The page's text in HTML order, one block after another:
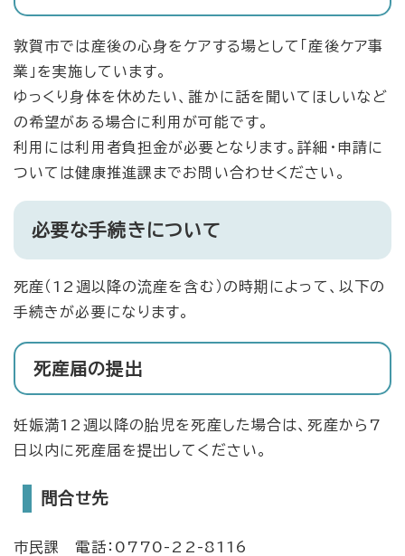
敦賀市では産後の心身をケアする場として「産後ケア事
業」を実施しています。
ゆっくり身体を休めたい、誰かに話を聞いてほしいなど
の希望がある場合に利用が可能です。
利用には利用者負担金が必要となります。詳細・申請に
ついては健康推進課までお問い合わせください。
必要な手続きについて
死産（12週以降の流産を含む）の時期によって、以下の
手続きが必要になります。
死産届の提出
妊娠満12週以降の胎児を死産した場合は、死産から7
日以内に死産届を提出してください。
問合せ先
市民課 電話：0770-22-8116